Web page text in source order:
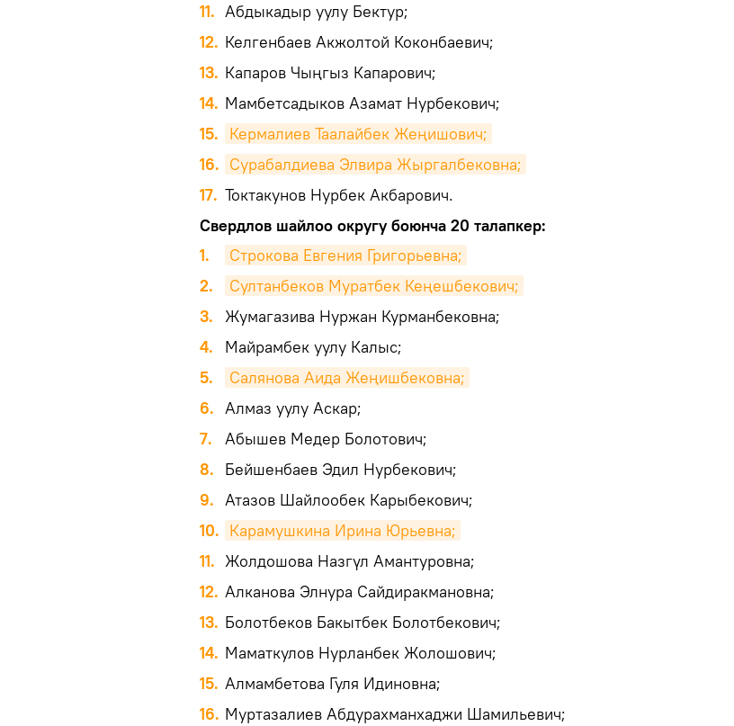
11. Абдыкадыр уулу Бектур;
12. Келгенбаев Акжолтой Коконбаевич;
13. Капаров Чыңгыз Капарович;
14. Мамбетсадыков Азамат Нурбекович;
15.
Кермалиев Таалайбек Жеңишович;
16. Сурабалдиева Элвира Жыргалбековна;
17. Токтакунов Нурбек Акбарович.
Свердлов шайлоо округу боюнча 20 талапкер:
1.
Строкова Евгения Григорьевна;
2.
Султанбеков Муратбек Кеңешбекович;
3.
Жумагазива Нуржан Курманбековна;
4.
Майрамбек уулу Калыс;
5.
Салянова Аида Жеңишбековна;
6. Алмаз уулу Аскар;
7.
Абышев Медер Болотович;
8.
Бейшенбаев Эдил Нурбекович;
9. Атазов Шайлообек Карыбекович;
10. Карамушкина Ирина Юрьевна;
11. Жолдошова Назгүл Амантуровна;
12. Алканова Элнура Сайдиракмановна;
13. Болотбеков Бакытбек Болотбекович;
14. Маматкулов Нурланбек Жолошович;
15. Алмамбетова Гуля Идиновна;
16. Муртазалиев Абдурахманхаджи Шамильевич;